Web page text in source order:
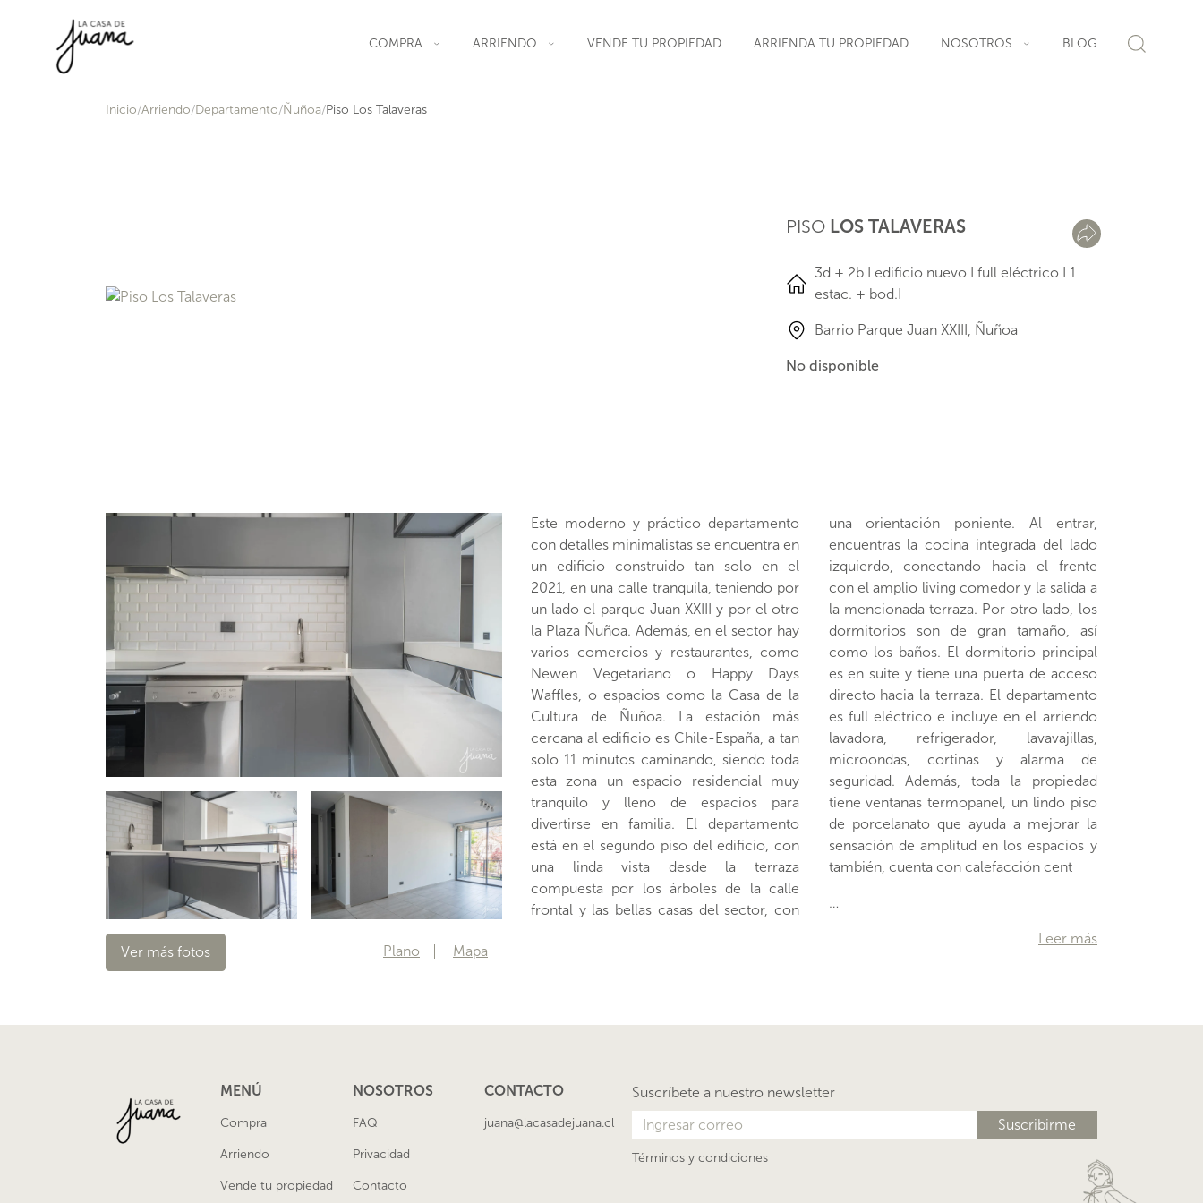
COMPRA ARRIENDO VENDE TU PROPIEDAD ARRIENDA TU PROPIEDAD NOSOTROS BLOG
Inicio Arriendo Departamento Ñuñoa Piso Los Talaveras
PISO LOS TALAVERAS
3d + 2b I edificio nuevo I full eléctrico I 1
estac. + bod.I
Barrio Parque Juan XXIII, Ñuñoa
No disponible
Este moderno y práctico departamento
con detalles minimalistas se encuentra en
un edificio construido tan solo en el
2021, en una calle tranquila, teniendo por
un lado el parque Juan XXIII y por el otro
la Plaza Ñuñoa. Además, en el sector hay
varios comercios y restaurantes, como
Newen Vegetariano o Happy Days
Waffles, o espacios como la Casa de la
Cultura de Ñuñoa. La estación más
cercana al edificio es Chile-España, a tan
solo 11 minutos caminando, siendo toda
esta zona un espacio residencial muy
tranquilo y lleno de espacios para
divertirse en familia. El departamento
está en el segundo piso del edificio, con
una linda vista desde la terraza
compuesta por los árboles de la calle
frontal y las bellas casas del sector, con
una orientación poniente. Al entrar,
encuentras la cocina integrada del lado
izquierdo, conectando hacia el frente
con el amplio living comedor y la salida a
la mencionada terraza. Por otro lado, los
dormitorios son de gran tamaño, así
como los baños. El dormitorio principal
es en suite y tiene una puerta de acceso
directo hacia la terraza. El departamento
es full eléctrico e incluye en el arriendo
lavadora, refrigerador, lavavajillas,
microondas, cortinas y alarma de
seguridad. Además, toda la propiedad
tiene ventanas termopanel, un lindo piso
de porcelanato que ayuda a mejorar la
sensación de amplitud en los espacios y
también, cuenta con calefacción cent
…
Leer más
Ver más fotos Plano Mapa
MENÚ
Compra
Arriendo
Vende tu propiedad
NOSOTROS
FAQ
Privacidad
Contacto
CONTACTO
juana@lacasadejuana.cl
Suscríbete a nuestro newsletter
Términos y condiciones